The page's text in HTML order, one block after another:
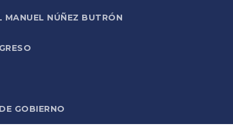
MANUEL NÚÑEZ BUTRÓN
GOBIERNO